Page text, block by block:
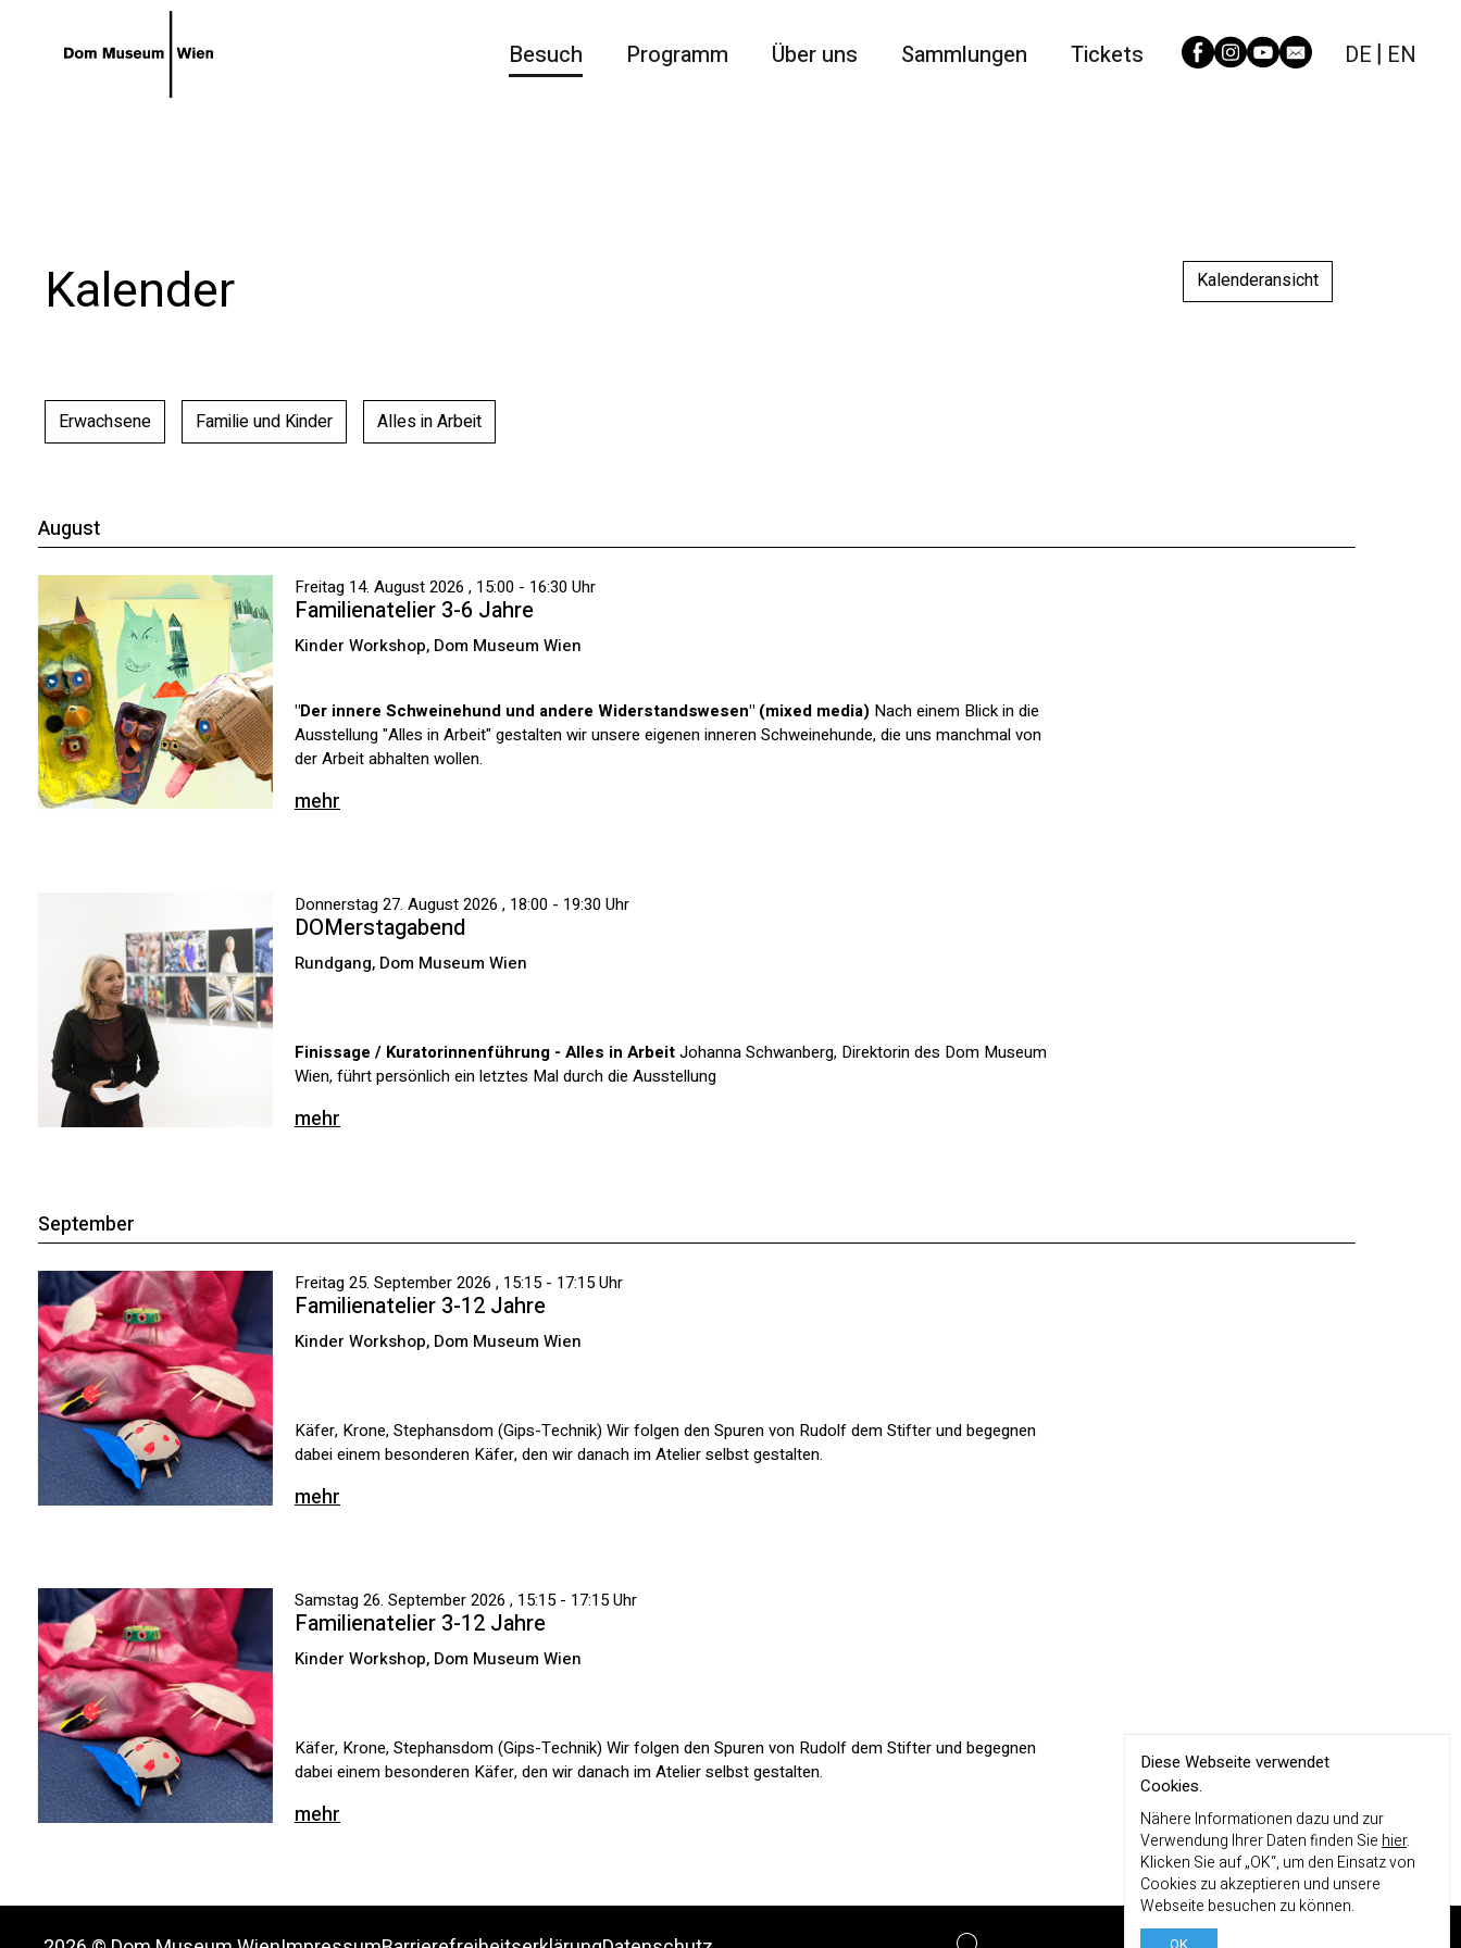
Diese Webseite verwendet
Cookies.
Nähere Informationen dazu und zur
Verwendung Ihrer Daten finden Sie hier.
Klicken Sie auf „OK“, um den Einsatz von
Cookies zu akzeptieren und unsere
Webseite besuchen zu können.
OK
Besuch Programm Über uns Sammlungen Tickets DE EN
Kalender Kalenderansicht
Erwachsene Familie und Kinder Alles in Arbeit
August
Freitag 14. August 2026 , 15:00 - 16:30 Uhr
Familienatelier 3-6 Jahre
Kinder Workshop, Dom Museum Wien
"Der innere Schweinehund und andere Widerstandswesen" (mixed media)Nach einem Blick in die
Ausstellung "Alles in Arbeit" gestalten wir unsere eigenen inneren Schweinehunde, die uns manchmal von
der Arbeit abhalten wollen.
mehr
Donnerstag 27. August 2026 , 18:00 - 19:30 Uhr
DOMerstagabend
Rundgang, Dom Museum Wien
Finissage / Kuratorinnenführung - Alles in ArbeitJohanna Schwanberg, Direktorin des Dom Museum
Wien, führt persönlich ein letztes Mal durch die Ausstellung
mehr
September
Freitag 25. September 2026 , 15:15 - 17:15 Uhr
Familienatelier 3-12 Jahre
Kinder Workshop, Dom Museum Wien
Käfer, Krone, Stephansdom (Gips-Technik) Wir folgen den Spuren von Rudolf dem Stifter und begegnen
dabei einem besonderen Käfer, den wir danach im Atelier selbst gestalten.
mehr
Samstag 26. September 2026 , 15:15 - 17:15 Uhr
Familienatelier 3-12 Jahre
Kinder Workshop, Dom Museum Wien
Käfer, Krone, Stephansdom (Gips-Technik) Wir folgen den Spuren von Rudolf dem Stifter und begegnen
dabei einem besonderen Käfer, den wir danach im Atelier selbst gestalten.
mehr